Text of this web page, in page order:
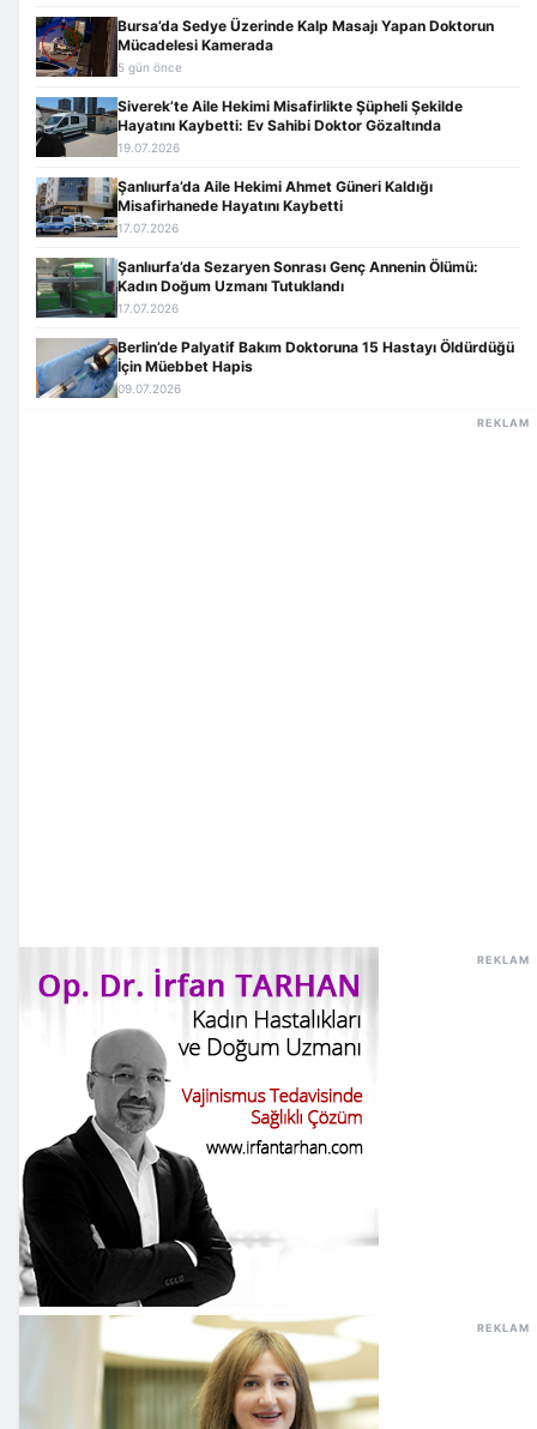
Bursa’da Sedye Üzerinde Kalp Masajı Yapan Doktorun
Mücadelesi Kamerada
5 gün önce
Siverek’te Aile Hekimi Misafirlikte Şüpheli Şekilde
Hayatını Kaybetti: Ev Sahibi Doktor Gözaltında
19.07.2026
Şanlıurfa’da Aile Hekimi Ahmet Güneri Kaldığı
Misafirhanede Hayatını Kaybetti
17.07.2026
Şanlıurfa’da Sezaryen Sonrası Genç Annenin Ölümü:
Kadın Doğum Uzmanı Tutuklandı
17.07.2026
Berlin’de Palyatif Bakım Doktoruna 15 Hastayı Öldürdüğü
İçin Müebbet Hapis
09.07.2026
REKLAM
REKLAM
REKLAM